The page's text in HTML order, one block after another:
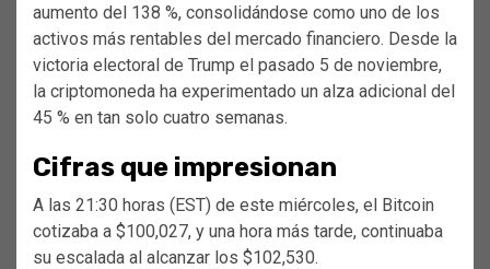
aumento del 138 %, consolidándose como uno de los
activos más rentables del mercado financiero. Desde la
victoria electoral de Trump el pasado 5 de noviembre,
la criptomoneda ha experimentado un alza adicional del
45 % en tan solo cuatro semanas.
Cifras que impresionan
A las 21:30 horas (EST) de este miércoles, el Bitcoin
cotizaba a $100,027, y una hora más tarde, continuaba
su escalada al alcanzar los $102,530.